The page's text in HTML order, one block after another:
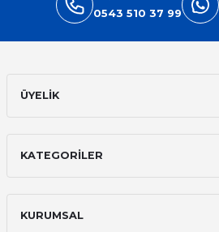
0543 510 37 99
ÜYELİK
KATEGORİLER
KURUMSAL